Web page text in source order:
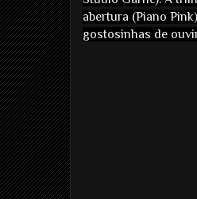
abertura (Piano
gostosinhas de